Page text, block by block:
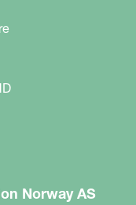
Norway AS